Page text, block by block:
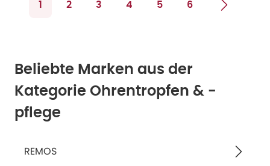
1 2 3 4 5 6
Beliebte Marken aus der
Kategorie Ohrentropfen & -
pflege
REMOS